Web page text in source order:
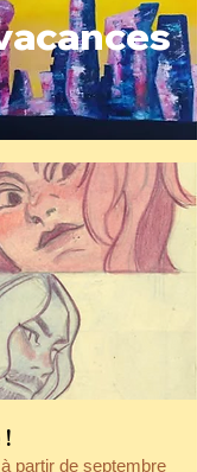
partir de septembre